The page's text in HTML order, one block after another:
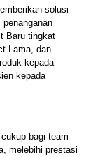
solusi
Baru tingkat
Lama, dan
kepada
kepada
bagi team
melebihi prestasi